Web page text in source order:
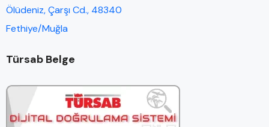
Ölüdeniz, Çarşı Cd., 48340
Fethiye/Muğla
Türsab Belge